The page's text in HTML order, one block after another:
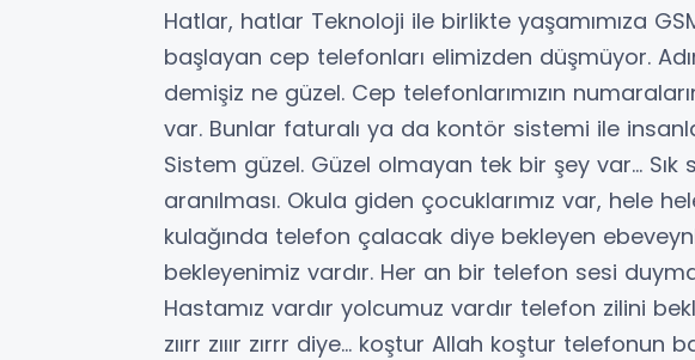
Hatlar, hatlar Teknoloji ile birlikte yaşamımıza
başlayan cep telefonları elimizden düşmüyor.
demişiz ne güzel. Cep telefonlarımızın
var. Bunlar faturalı ya da kontör sistemi ile
Sistem güzel. Güzel olmayan tek bir şey var… Sık
aranılması. Okula giden çocuklarımız var, hele
kulağında telefon çalacak diye bekleyen
bekleyenimiz vardır. Her an bir telefon sesi
Hastamız vardır yolcumuz vardır telefon zilini
zıırr zııır zırrr diye… koştur Allah koştur telefonun